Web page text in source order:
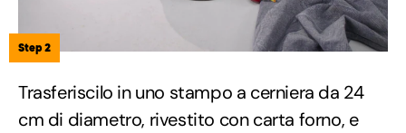
Step 2
Trasferiscilo in uno stampo a cerniera da 24
cm di diametro, rivestito con carta forno, e